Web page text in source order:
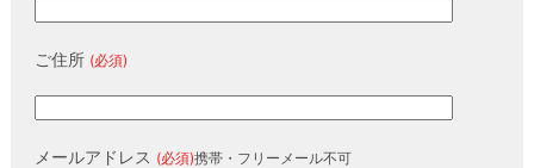
ご住所 (必須)
メールアドレス (必須)携帯・フリーメール不可